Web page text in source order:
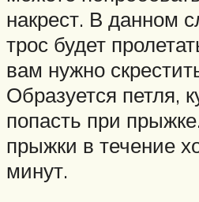
накрест. В данном
трос будет
вам нужно
Образуется петля,
попасть при
прыжки в течение
минут.